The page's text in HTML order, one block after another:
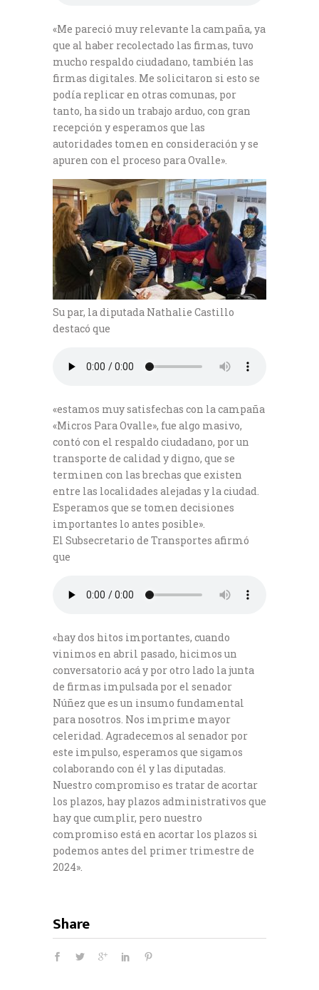
«Me pareció muy relevante la campaña, ya
que al haber recolectado las firmas, tuvo
mucho respaldo ciudadano, también las
firmas digitales. Me solicitaron si esto se
podía replicar en otras comunas, por
tanto, ha sido un trabajo arduo, con gran
recepción y esperamos que las
autoridades tomen en consideración y se
apuren con el proceso para Ovalle».
Su par, la diputada Nathalie Castillo
destacó que
«estamos muy satisfechas con la campaña
«Micros Para Ovalle», fue algo masivo,
contó con el respaldo ciudadano, por un
transporte de calidad y digno, que se
terminen con las brechas que existen
entre las localidades alejadas y la ciudad.
Esperamos que se tomen decisiones
importantes lo antes posible».
El Subsecretario de Transportes afirmó
que
«hay dos hitos importantes, cuando
vinimos en abril pasado, hicimos un
conversatorio acá y por otro lado la junta
de firmas impulsada por el senador
Núñez que es un insumo fundamental
para nosotros. Nos imprime mayor
celeridad. Agradecemos al senador por
este impulso, esperamos que sigamos
colaborando con él y las diputadas.
Nuestro compromiso es tratar de acortar
los plazos, hay plazos administrativos que
hay que cumplir, pero nuestro
compromiso está en acortar los plazos si
podemos antes del primer trimestre de
2024».
Share